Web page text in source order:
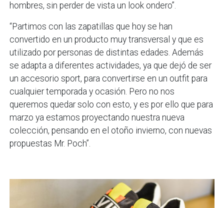
hombres, sin perder de vista un look ondero”.
“Partimos con las zapatillas que hoy se han
convertido en un producto muy transversal y que es
utilizado por personas de distintas edades. Además
se adapta a diferentes actividades, ya que dejó de ser
un accesorio sport, para convertirse en un outfit para
cualquier temporada y ocasión. Pero no nos
queremos quedar solo con esto, y es por ello que para
marzo ya estamos proyectando nuestra nueva
colección, pensando en el otoño invierno, con nuevas
propuestas Mr. Poch”.